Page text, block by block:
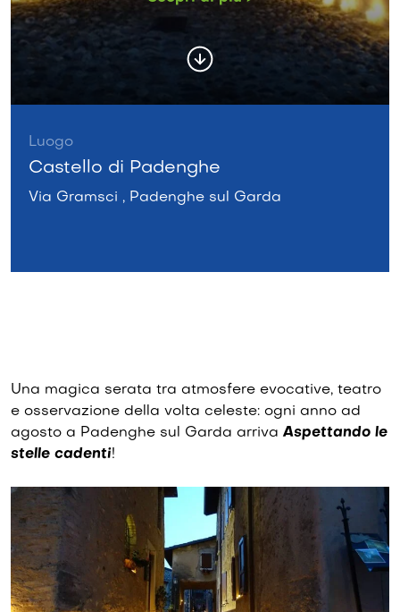
Luogo
Castello di Padenghe
Via Gramsci , Padenghe sul Garda
Una magica serata tra atmosfere evocative, teatro
e osservazione della volta celeste: ogni anno ad
agosto a Padenghe sul Garda arriva Aspettando le
stelle cadenti!